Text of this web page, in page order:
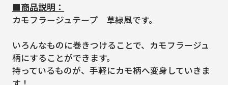
■商品説明：
カモフラージュテープ 草緑風です。
いろんなものに巻きつけることで、カモフラージュ
柄にすることができます。
持っているものが、手軽にカモ柄へ変身していきま